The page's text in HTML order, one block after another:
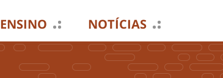
ENSINO NOTÍCIAS